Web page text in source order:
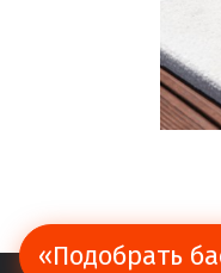
«Подобрать